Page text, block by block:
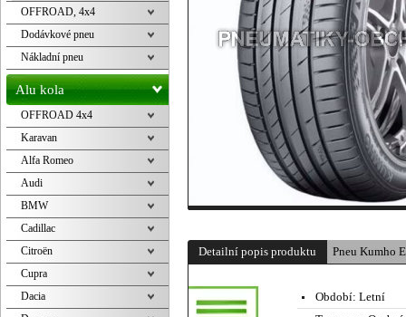
Detailní popis produktu Pneu Kumho
Období: Letní
OFFROAD, 4x4
Dodávkové pneu
Nákladní pneu
Alu kola
OFFROAD 4x4
Karavan
Alfa Romeo
Audi
BMW
Cadillac
Citroën
Cupra
Dacia